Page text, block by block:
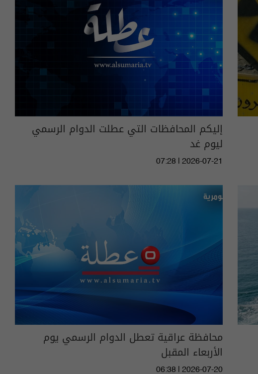
إليكم المحافظات التي عطلت الدوام الرسمي
ليوم غد
07:28 | 2026-07-21
محافظة عراقية تعطل الدوام الرسمي يوم
الأربعاء المقبل
06:38 | 2026-07-20